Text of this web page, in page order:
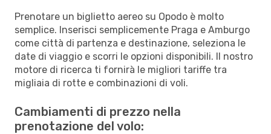
Prenotare un biglietto aereo su Opodo è molto
semplice. Inserisci semplicemente Praga e Amburgo
come città di partenza e destinazione, seleziona le
date di viaggio e scorri le opzioni disponibili. Il nostro
motore di ricerca ti fornirà le migliori tariffe tra
migliaia di rotte e combinazioni di voli.
Cambiamenti di prezzo nella
prenotazione del volo: